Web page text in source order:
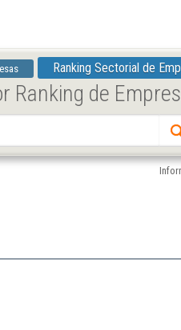
Ranking Sectorial de
Ranking de